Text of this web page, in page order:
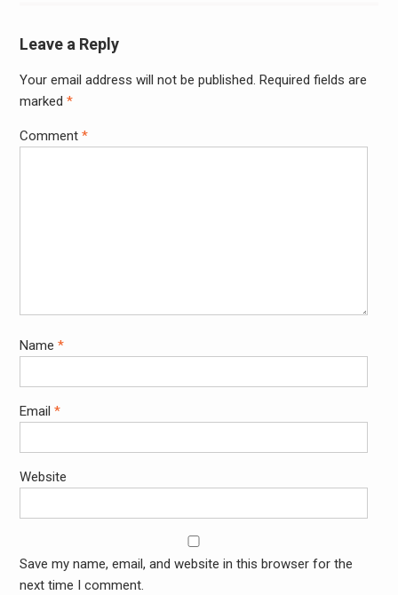
Leave a Reply
Your email address will not be published. Required fields are
marked *
Comment *
Name *
Email *
Website
Save my name, email, and website in this browser for the
next time I comment.